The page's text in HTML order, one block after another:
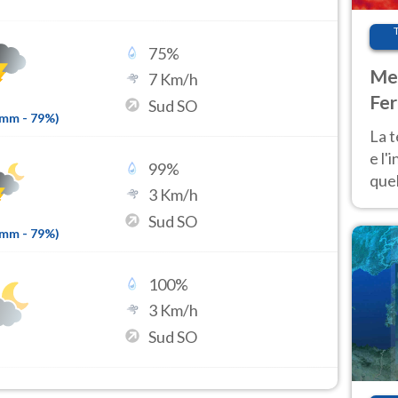
- 79%)
75%
7 Km/h
Sud SO
- 79%)
99%
3 Km/h
Sud SO
100%
3 Km/h
Sud SO
La
e